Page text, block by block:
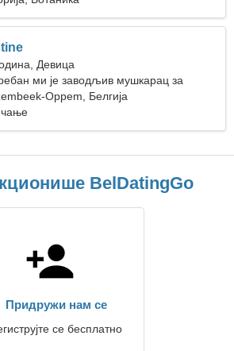
Девица
ми је заводљив мушкарац за
Oppem, Белгија
BelDatingGo
Придружи нам се
се бесплатно